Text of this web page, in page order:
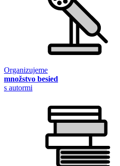
Organizujeme
množstvo besied
s autormi